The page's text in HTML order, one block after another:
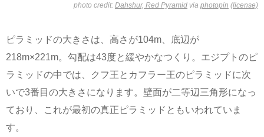
photo credit: Dahshur, Red Pyramid via photopin (license)
ピラミッドの大きさは、高さが104m、底辺が
218m×221m。勾配は43度と緩やかなつくり。エジプトのピ
ラミッドの中では、クフ王とカフラー王のピラミッドに次
いで3番目の大きさになります。壁面が二等辺三角形になっ
ており、これが最初の真正ピラミッドともいわれていま
す。